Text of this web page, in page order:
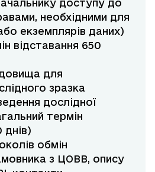
доступу до
необхідними для
екземплярів даних)
відставання 650
для
зразка
дослідної
термін
днів)
обмін
з ЦОВВ, опису